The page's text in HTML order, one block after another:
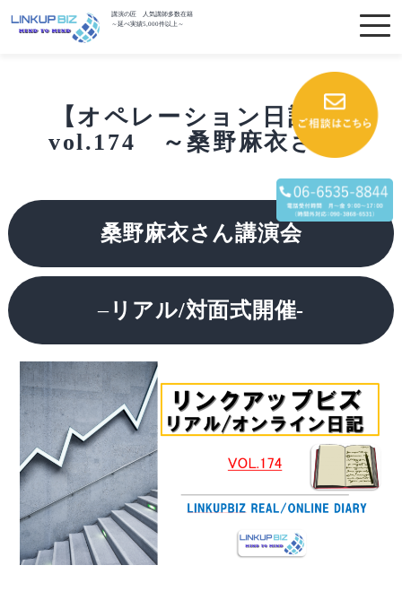
講演の匠 人気講師多数在籍
～延べ実績5,000件以上～
【オペレーション日記】
vol.174 ～桑野麻衣さん
桑野麻衣さん講演会
–リアル/対面式開催-